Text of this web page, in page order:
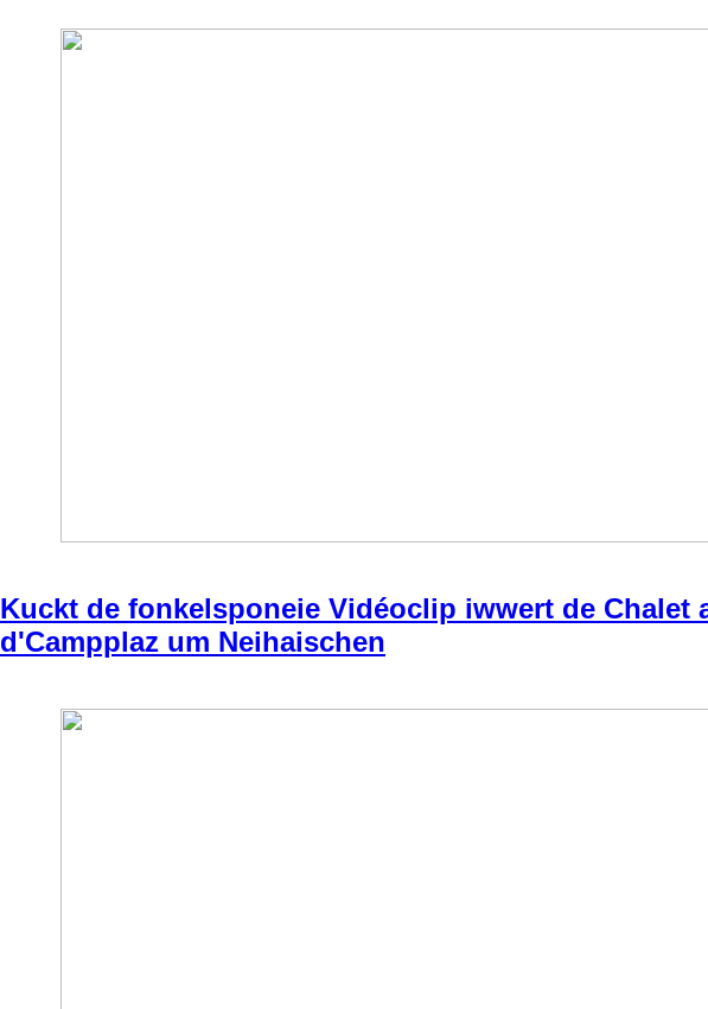
Kuckt de fonkelsponeie Vidéoclip iwwert de Chalet
d'Campplaz um Neihaischen